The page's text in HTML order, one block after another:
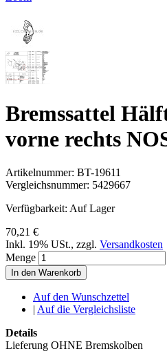
Bremssattel
vorne rechts
Artikelnummer: BT-19611
Vergleichsnummer: 5429667
Verfügbarkeit: Auf Lager
70,21 €
Inkl. 19% USt., zzgl. Versandkosten
Menge
In den Warenkorb
Auf den Wunschzettel
| Auf die Vergleichsliste
Details
Lieferung OHNE Bremskolben